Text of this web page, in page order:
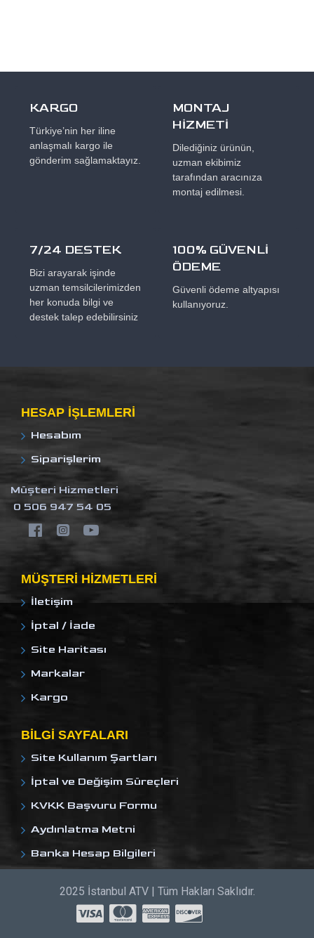
KARGO
Türkiye’nin her iline
anlaşmalı kargo ile
gönderim sağlamaktayız.
MONTAJ
HİZMETİ
Dilediğiniz ürünün,
uzman ekibimiz
tarafından aracınıza
montaj edilmesi.
7/24 DESTEK
Bizi arayarak işinde
uzman temsilcilerimizden
her konuda bilgi ve
destek talep edebilirsiniz
100% GÜVENLİ
ÖDEME
Güvenli ödeme altyapısı
kullanıyoruz.
HESAP IŞLEMLERI
Hesabım
Siparişlerim
Müşteri Hizmetleri
0 506 947 54 05
MÜŞTERI HIZMETLERI
İletişim
İptal / İade
Site Haritası
Markalar
Kargo
BILGI SAYFALARI
Site Kullanım Şartları
İptal ve Değişim Süreçleri
KVKK Başvuru Formu
Aydınlatma Metni
Banka Hesap Bilgileri
2025 İstanbul ATV | Tüm Hakları Saklıdır.